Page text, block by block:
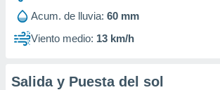
1199
Acum. de lluvia: 60 mm
Viento medio: 13 km/h
Salida y Puesta del sol